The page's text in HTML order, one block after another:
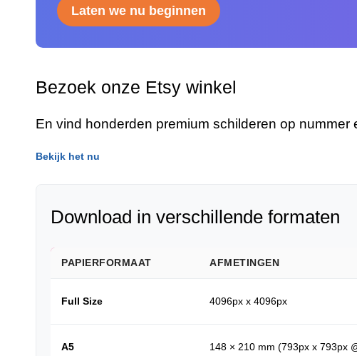
Laten we nu beginnen
Bezoek onze Etsy winkel
En vind honderden premium schilderen op nummer
Bekijk het nu
Download in verschillende formaten
PAPIERFORMAAT AFMETINGEN
Full Size 4096px x 4096px
A5 148 × 210 mm (793px x 793px